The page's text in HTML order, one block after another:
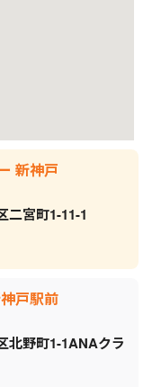
新神戸
二宮町1-11-1
戸駅前
北野町1-1ANAクラ